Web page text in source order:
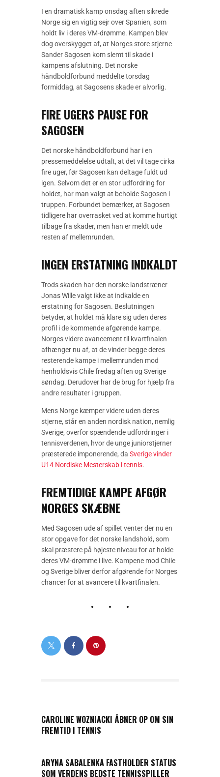
I en dramatisk kamp onsdag aften sikrede
Norge sig en vigtig sejr over Spanien, som
holdt liv i deres VM-drømme. Kampen blev
dog overskygget af, at Norges store stjerne
Sander Sagosen kom slemt til skade i
kampens afslutning. Det norske
håndboldforbund meddelte torsdag
formiddag, at Sagosens skade er alvorlig.
FIRE UGERS PAUSE FOR
SAGOSEN
Det norske håndboldforbund har i en
pressemeddelelse udtalt, at det vil tage cirka
fire uger, før Sagosen kan deltage fuldt ud
igen. Selvom det er en stor udfordring for
holdet, har man valgt at beholde Sagosen i
truppen. Forbundet bemærker, at Sagosen
tidligere har overrasket ved at komme hurtigt
tilbage fra skader, men han er meldt ude
resten af mellemrunden.
INGEN ERSTATNING INDKALDT
Trods skaden har den norske landstræner
Jonas Wille valgt ikke at indkalde en
erstatning for Sagosen. Beslutningen
betyder, at holdet må klare sig uden deres
profil i de kommende afgørende kampe.
Norges videre avancement til kvartfinalen
afhænger nu af, at de vinder begge deres
resterende kampe i mellemrunden mod
henholdsvis Chile fredag aften og Sverige
søndag. Derudover har de brug for hjælp fra
andre resultater i gruppen.
Mens Norge kæmper videre uden deres
stjerne, står en anden nordisk nation, nemlig
Sverige, overfor spændende udfordringer i
tennisverdenen, hvor de unge juniorstjerner
præsterede imponerende, da Sverige vinder
U14 Nordiske Mesterskab i tennis.
FREMTIDIGE KAMPE AFGØR
NORGES SKÆBNE
Med Sagosen ude af spillet venter der nu en
stor opgave for det norske landshold, som
skal præstere på højeste niveau for at holde
deres VM-drømme i live. Kampene mod Chile
og Sverige bliver derfor afgørende for Norges
chancer for at avancere til kvartfinalen.
CAROLINE WOZNIACKI ÅBNER OP OM SIN
FREMTID I TENNIS
ARYNA SABALENKA FASTHOLDER STATUS
SOM VERDENS BEDSTE TENNISSPILLER